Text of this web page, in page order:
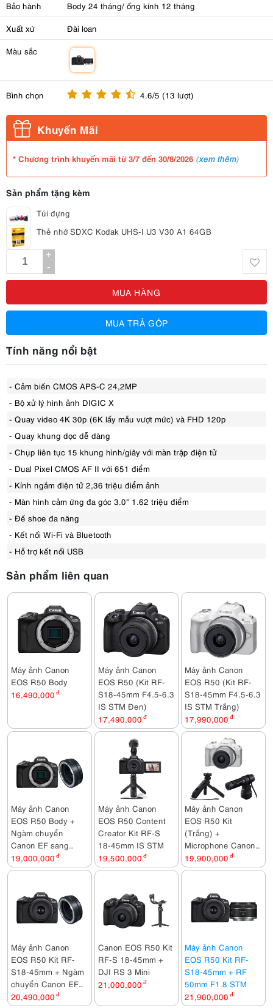
Bảo hành Body 24 tháng/ ống kính 12 tháng
Xuất xứ Đài loan
Màu sắc
Bình chọn 4.6/5 (13 lượt)
Khuyến Mãi
* Chương trình khuyến mãi từ 3/7 đến 30/8/2026 (xem thêm)
Sản phẩm tặng kèm
Túi đựng
Thẻ nhớ SDXC Kodak UHS-I U3 V30 A1 64GB
+
-
MUA HÀNG
MUA TRẢ GÓP
Tính năng nổi bật
- Cảm biến CMOS APS-C 24,2MP
- Bộ xử lý hình ảnh DIGIC X
- Quay video 4K 30p (6K lấy mẫu vượt mức) và FHD 120p
- Quay khung dọc dễ dàng
- Chụp liên tục 15 khung hình/giây với màn trập điện tử
- Dual Pixel CMOS AF II với 651 điểm
- Kính ngắm điện tử 2,36 triệu điểm ảnh
- Màn hình cảm ứng đa góc 3.0" 1.62 triệu điểm
- Đế shoe đa năng
- Kết nối Wi-Fi và Bluetooth
- Hỗ trợ kết nối USB
Sản phẩm liên quan
Máy ảnh Canon
EOS R50 Body
16,490,000 đ
Máy ảnh Canon
EOS R50 (Kit RF-
S18-45mm F4.5-6.3
IS STM Đen)
17,490,000 đ
Máy ảnh Canon
EOS R50 (Kit RF-
S18-45mm F4.5-6.3
IS STM Trắng)
17,990,000 đ
Máy ảnh Canon
EOS R50 Body +
Ngàm chuyển
Canon EF sang
EOS R (EF-EOS R)
19,000,000 đ
Máy ảnh Canon
EOS R50 Content
Creator Kit RF-S
18-45mm IS STM
19,500,000 đ
Máy ảnh Canon
EOS R50 Kit
(Trắng) +
Microphone Canon
DM-E100 + Báng
tay cầm Canon HG-
19,900,000 đ
Máy ảnh Canon
EOS R50 Kit RF-
S18-45mm + Ngàm
chuyển Canon EF
sang EOS R (EF-
20,490,000 đ
Canon EOS R50 Kit
RF-S 18-45mm +
DJI RS 3 Mini
21,000,000 đ
Máy ảnh Canon
EOS R50 Kit RF-
S18-45mm + RF
50mm F1.8 STM
21,900,000 đ